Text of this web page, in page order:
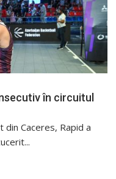
în circuitul
Caceres, Rapid a